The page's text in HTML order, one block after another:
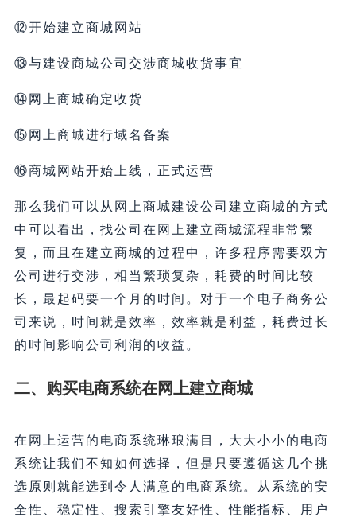
⑫开始建立商城网站
⑬与建设商城公司交涉商城收货事宜
⑭网上商城确定收货
⑮网上商城进行域名备案
⑯商城网站开始上线，正式运营
那么我们可以从网上商城建设公司建立商城的方式
中可以看出，找公司在网上建立商城流程非常繁
复，而且在建立商城的过程中，许多程序需要双方
公司进行交涉，相当繁琐复杂，耗费的时间比较
长，最起码要一个月的时间。对于一个电子商务公
司来说，时间就是效率，效率就是利益，耗费过长
的时间影响公司利润的收益。
二、购买电商系统在网上建立商城
在网上运营的电商系统琳琅满目，大大小小的电商
系统让我们不知如何选择，但是只要遵循这几个挑
选原则就能选到令人满意的电商系统。从系统的安
全性、稳定性、搜索引擎友好性、性能指标、用户